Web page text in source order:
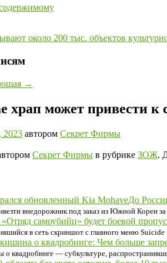
около 200 тыс. объектов
→
храп может привести к
2023 автором Секрет Фирмы
Секрет Фирмы в рубрике ЗОЖ.
До
внедорожник под заказ из Южной Кореи
в сеть скриншот с главного меню
о квадробинге — субкультуре,